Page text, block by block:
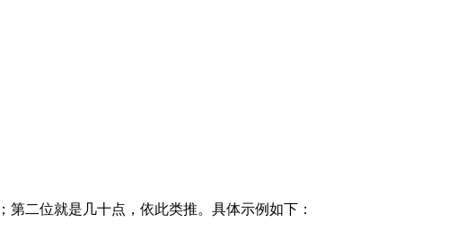
二位就是几十点，依此类推。具体示例如下：